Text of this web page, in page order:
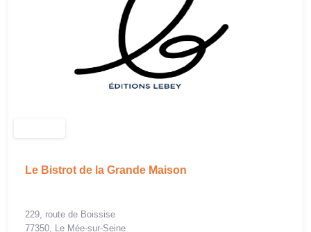
Le Bistrot de la Grande Maison
229, route de Boissise
77350, Le Mée-sur-Seine